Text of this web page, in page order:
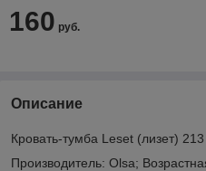
160 руб.
Описание
Кровать-тумба Leset (лизет)
Производитель: Olsa;